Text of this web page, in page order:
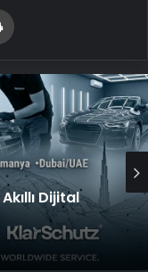
Dijital